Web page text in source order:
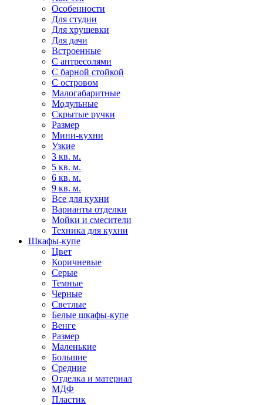
Особенности
Для студии
Для хрущевки
Для дачи
Встроенные
С антресолями
С барной стойкой
С островом
Малогабаритные
Модульные
Скрытые ручки
Размер
Мини-кухни
Узкие
3 кв. м.
5 кв. м.
6 кв. м.
9 кв. м.
Все для кухни
Варианты отделки
Мойки и смесители
Техника для кухни
Шкафы-купе
Цвет
Коричневые
Серые
Темные
Черные
Светлые
Белые шкафы-купе
Венге
Размер
Маленькие
Большие
Средние
Отделка и материал
МДФ
Пластик